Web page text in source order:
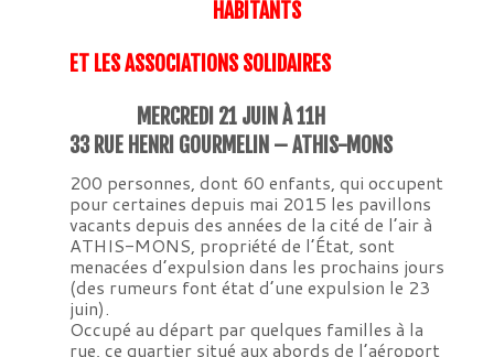
HABITANTS
ET LES ASSOCIATIONS SOLIDAIRES
MERCREDI 21 JUIN À 11H
33 RUE HENRI GOURMELIN – ATHIS-MONS
200 personnes, dont 60 enfants, qui occupent
pour certaines depuis mai 2015 les pavillons
vacants depuis des années de la cité de l’air à
ATHIS-MONS, propriété de l’État, sont
menacées d’expulsion dans les prochains jours
(des rumeurs font état d’une expulsion le 23
juin).
Occupé au départ par quelques familles à la
rue, ce quartier situé aux abords de l’aéroport